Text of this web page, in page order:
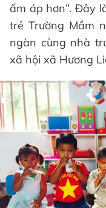
ấm áp hơn”. Đây
trẻ Trường Mầm
ngàn cùng nhà
xã hội xã Hương